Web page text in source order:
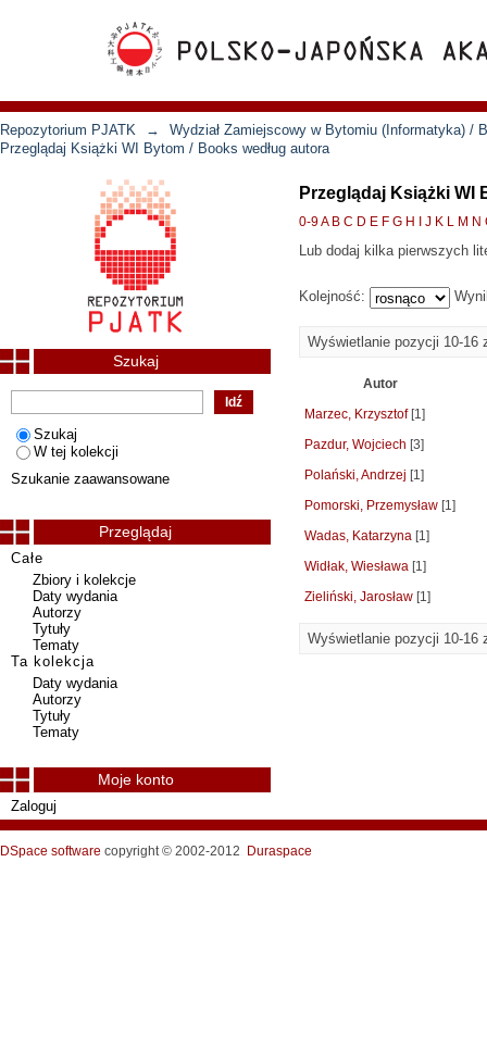
Repozytorium PJATK →
Wydział Zamiejscowy w Bytomiu (Informatyka) /
Przeglądaj Książki WI Bytom / Books według autora
Przeglądaj Książki WI
0-9A B C D E F G H J K L M N
Lub dodaj kilka pierwszych
Kolejność:
Wyświetlanie pozycji 10-16
Autor
Marzec, Krzysztof[1]
Pazdur, Wojciech [3]
Polański, Andrzej [1]
Pomorski, Przemysław [1]
Wadas, Katarzyna [1]
Widłak, Wiesława [1]
Zieliński, Jarosław [1]
Wyświetlanie pozycji 10-16
Szukaj
Szukaj
W tej kolekcji
Szukanie zaawansowane
Przeglądaj
Całe
Zbiory i kolekcje
Daty wydania
Autorzy
Tytuły
Tematy
Ta kolekcja
Daty wydania
Autorzy
Tytuły
Tematy
Moje konto
Zaloguj
DSpace software copyright © 2002-2012 Duraspace